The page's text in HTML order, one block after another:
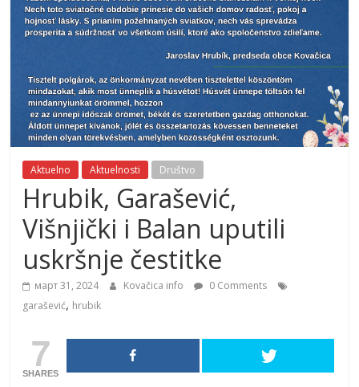
Aktuelno Aktuelnosti Društvo
Hrubik, Garašević,
Višnjički i Balan uputili
uskršnje čestitke
март 31, 2024 Kovačica info
0 Comments
garašević, hrubik
7
SHARES